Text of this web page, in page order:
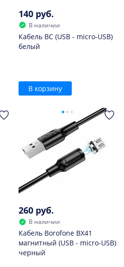
140 руб.
В наличии
Кабель BC (USB - micro-USB)
белый
В корзину
260 руб.
В наличии
Кабель Borofone BX41
магнитный (USB - micro-USB)
черный